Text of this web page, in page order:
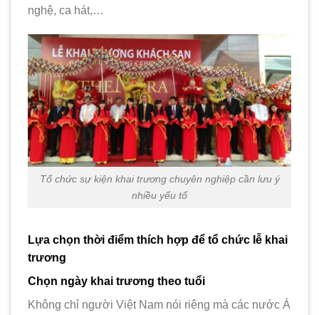
nghệ, ca hát,…
Tổ chức sự kiện khai trương chuyên nghiệp cần lưu ý
nhiều yếu tố
Lựa chọn thời điểm thích hợp để tổ chức lễ khai
trương
Chọn ngày khai trương theo tuổi
Không chỉ người Việt Nam nói riêng mà các nước Á